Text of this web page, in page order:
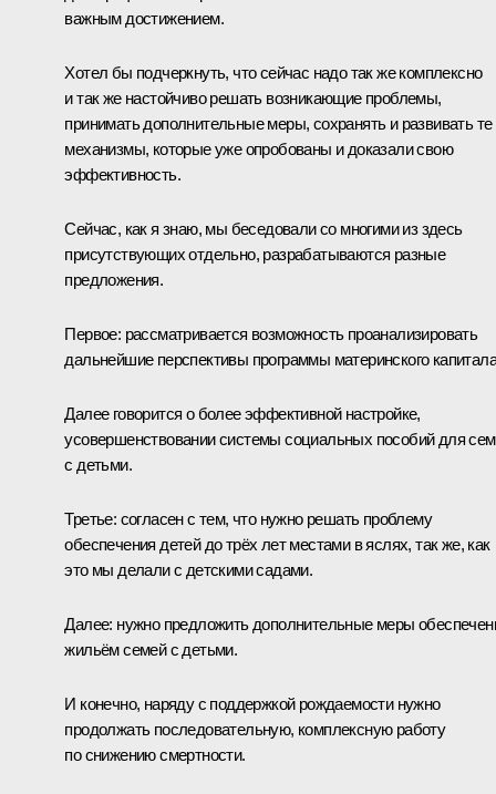
важным достижением.
Хотел бы подчеркнуть, что сейчас надо так же комплексно
и так же настойчиво решать возникающие проблемы,
принимать дополнительные меры, сохранять и развивать те
механизмы, которые уже опробованы и доказали свою
эффективность.
Сейчас, как я знаю, мы беседовали со многими из здесь
присутствующих отдельно, разрабатываются разные
предложения.
Первое: рассматривается возможность проанализировать
дальнейшие перспективы программы материнского
Далее говорится о более эффективной настройке,
усовершенствовании системы социальных пособий для
с детьми.
Третье: согласен с тем, что нужно решать проблему
обеспечения детей до трёх лет местами в яслях, так же, как
это мы делали с детскими садами.
Далее: нужно предложить дополнительные меры
жильём семей с детьми.
И конечно, наряду с поддержкой рождаемости нужно
продолжать последовательную, комплексную работу
по снижению смертности.